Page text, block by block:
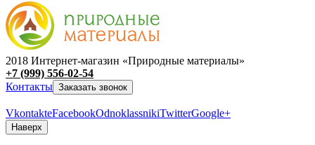
2018 Интернет-магазин «Природные материалы»
+7 (999) 556-02-54
Контакты Заказать звонок
VkontakteFacebookOdnoklassnikiTwitterGoogle+
Наверх